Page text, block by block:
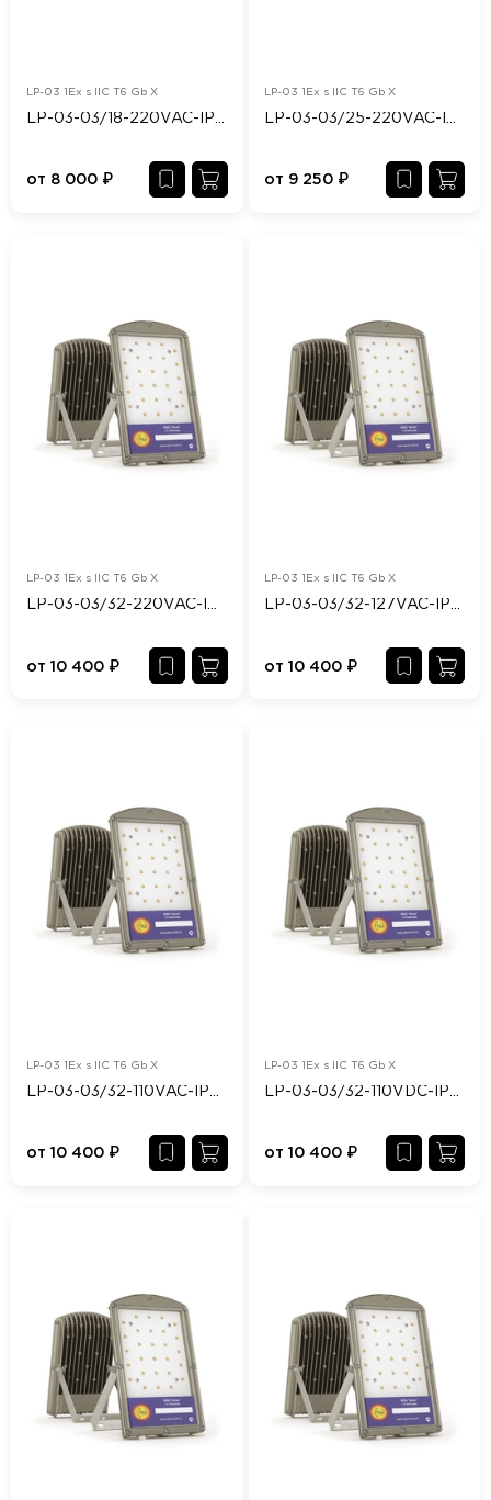
LP-03 1Ex s IIC T6 Gb X
от 8 000 ₽
LP-03 1Ex s IIC T6 Gb X
от 9 250 ₽
LP-03 1Ex s IIC T6 Gb X
от 10 400 ₽
LP-03 1Ex s IIC T6 Gb X
от 10 400 ₽
LP-03 1Ex s IIC T6 Gb X
от 10 400 ₽
LP-03 1Ex s IIC T6 Gb X
от 10 400 ₽